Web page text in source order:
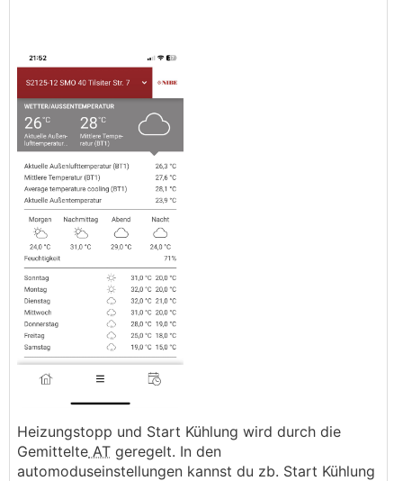
Heizungstopp und Start Kühlung wird durch die
Gemittelte AT geregelt. In den
automoduseinstellungen kannst du zb. Start Kühlung